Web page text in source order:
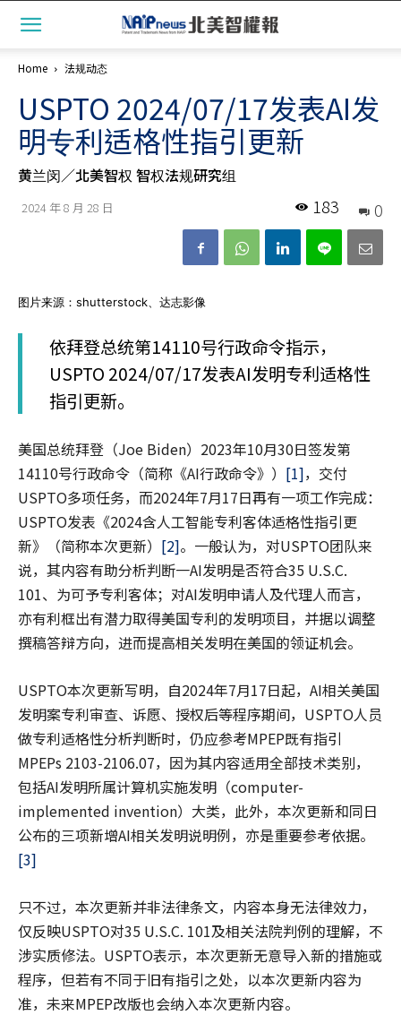
Home 法规动态
USPTO 2024/07/17发表AI发
明专利适格性指引更新
黄兰闵／北美智权 智权法规研究组
2024 年 8 月 28 日 0
183
图片来源：shutterstock、达志影像
依拜登总统第14110号行政命令指示，
USPTO 2024/07/17发表AI发明专利适格性
指引更新。
美国总统拜登（Joe Biden）2023年10月30日签发第
14110号行政命令（简称《AI行政命令》） [1]，交付
USPTO多项任务，而2024年7月17日再有一项工作完成：
USPTO发表《2024含人工智能专利客体适格性指引更
新》（简称本次更新） [2]。一般认为，对USPTO团队来
说，其内容有助分析判断一AI发明是否符合35 U.S.C.
101、为可予专利客体；对AI发明申请人及代理人而言，
亦有利框出有潜力取得美国专利的发明项目，并据以调整
撰稿答辩方向，进而提高相关发明在美国的领证机会。
USPTO本次更新写明，自2024年7月17日起，AI相关美国
发明案专利审查、诉愿、授权后等程序期间，USPTO人员
做专利适格性分析判断时，仍应参考MPEP既有指引
MPEPs 2103-2106.07，因为其内容适用全部技术类别，
包括AI发明所属计算机实施发明（computer-
implemented invention）大类，此外，本次更新和同日
公布的三项新增AI相关发明说明例，亦是重要参考依据。
[3]
只不过，本次更新并非法律条文，内容本身无法律效力，
仅反映USPTO对35 U.S.C. 101及相关法院判例的理解，不
涉实质修法。USPTO表示，本次更新无意导入新的措施或
程序，但若有不同于旧有指引之处，以本次更新内容为
准，未来MPEP改版也会纳入本次更新内容。